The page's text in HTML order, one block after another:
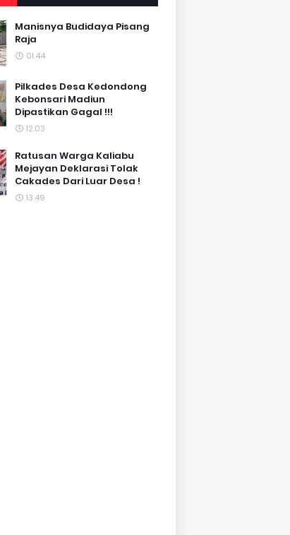
Manisnya Budidaya Pisang
Raja
01.44
Pilkades Desa Kedondong
Kebonsari Madiun
Dipastikan Gagal !!!
12.03
Ratusan Warga Kaliabu
Mejayan Deklarasi Tolak
Cakades Dari Luar Desa !
13.49